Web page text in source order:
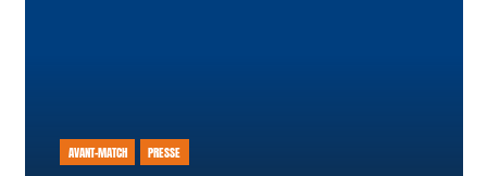
AVANT-MATCH PRESSE